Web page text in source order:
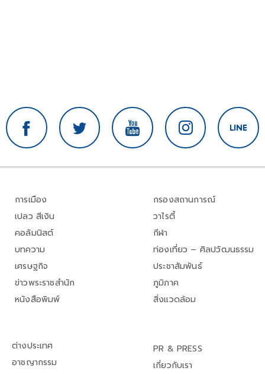
การเมือง
เปลว สีเงิน
คอลัมนิสต์
บทความ
เศรษฐกิจ
ข่าวพระราชสำนัก
หนังสือพิมพ์
กรองสถานการณ์
วาไรตี้
กีฬา
ท่องเที่ยว – ศิลปวัฒนธรรม
ประชาสัมพันธ์
ภูมิภาค
สิ่งแวดล้อม
ต่างประเทศ
อาชญากรรม
PR & PRESS
เกี่ยวกับเรา